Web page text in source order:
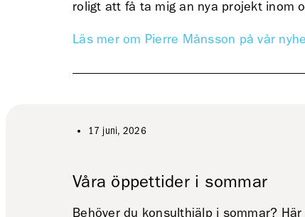
roligt att få ta mig an nya projekt inom
Läs mer om Pierre Månsson på vår
17 juni, 2026
Våra öppettider i sommar
Behöver du konsulthjälp i sommar?